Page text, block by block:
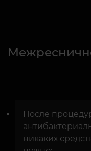
После
никаких